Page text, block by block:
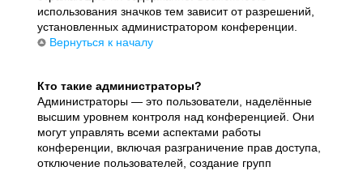
использования значков тем зависит от разрешений,
установленных администратором конференции.
Вернуться к началу
Кто такие администраторы?
Администраторы — это пользователи, наделённые
высшим уровнем контроля над конференцией. Они
могут управлять всеми аспектами работы
конференции, включая разграничение прав доступа,
отключение пользователей, создание групп